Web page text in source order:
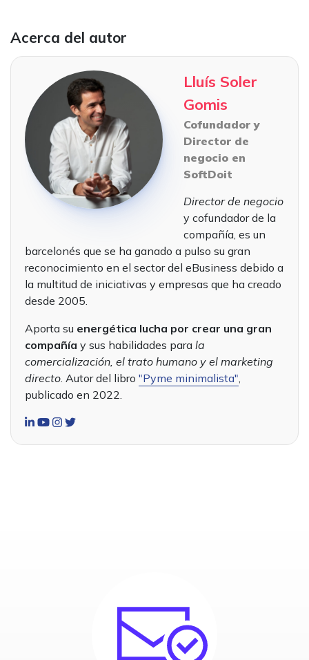
Acerca del autor
Lluís Soler
Gomis
Cofundador y
Director de
negocio en
SoftDoit
Director de negocio
y cofundador de la
compañía, es un
barcelonés que se ha ganado a pulso su gran
reconocimiento en el sector del eBusiness debido a
la multitud de iniciativas y empresas que ha creado
desde 2005.
Aporta su energética lucha por crear una gran
compañía y sus habilidades para la
comercialización, el trato humano y el marketing
directo. Autor del libro "Pyme minimalista",
publicado en 2022.